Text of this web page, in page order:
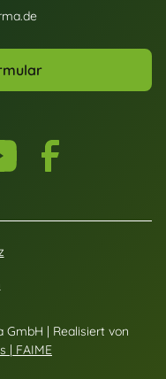
| Realisiert von
| FAIME